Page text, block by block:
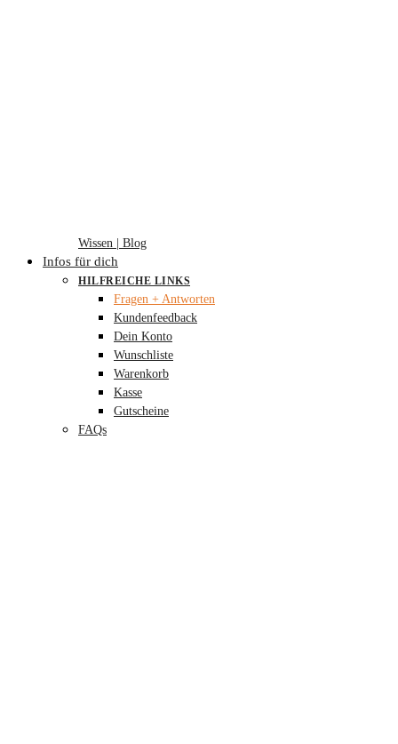
Wissen | Blog
Infos für dich
HILFREICHE LINKS
Fragen + Antworten
Kundenfeedback
Dein Konto
Wunschliste
Warenkorb
Kasse
Gutscheine
FAQs